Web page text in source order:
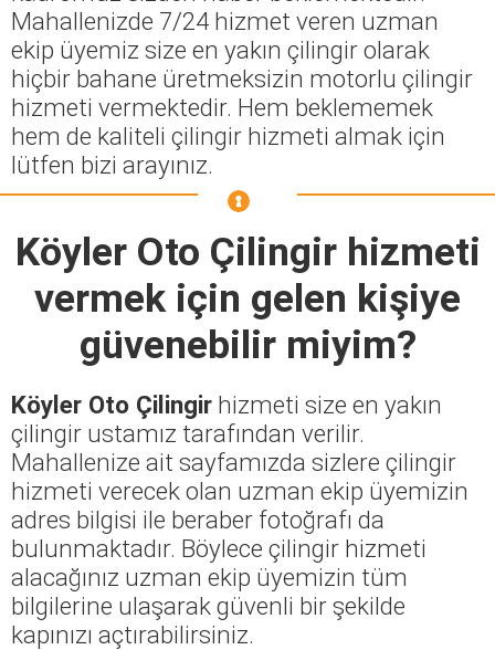
Mahallenizde 7/24 hizmet veren uzman
ekip üyemiz size en yakın çilingir olarak
hiçbir bahane üretmeksizin motorlu çilingir
hizmeti vermektedir. Hem beklememek
hem de kaliteli çilingir hizmeti almak için
lütfen bizi arayınız.
Köyler Oto Çilingirhizmeti
vermek için gelen kişiye
güvenebilir miyim?
Köyler Oto Çilingir hizmeti size en yakın
çilingir ustamız tarafından verilir.
Mahallenize ait sayfamızda sizlere çilingir
hizmeti verecek olan uzman ekip üyemizin
adres bilgisi ile beraber fotoğrafı da
bulunmaktadır. Böylece çilingir hizmeti
alacağınız uzman ekip üyemizin tüm
bilgilerine ulaşarak güvenli bir şekilde
kapınızı açtırabilirsiniz.